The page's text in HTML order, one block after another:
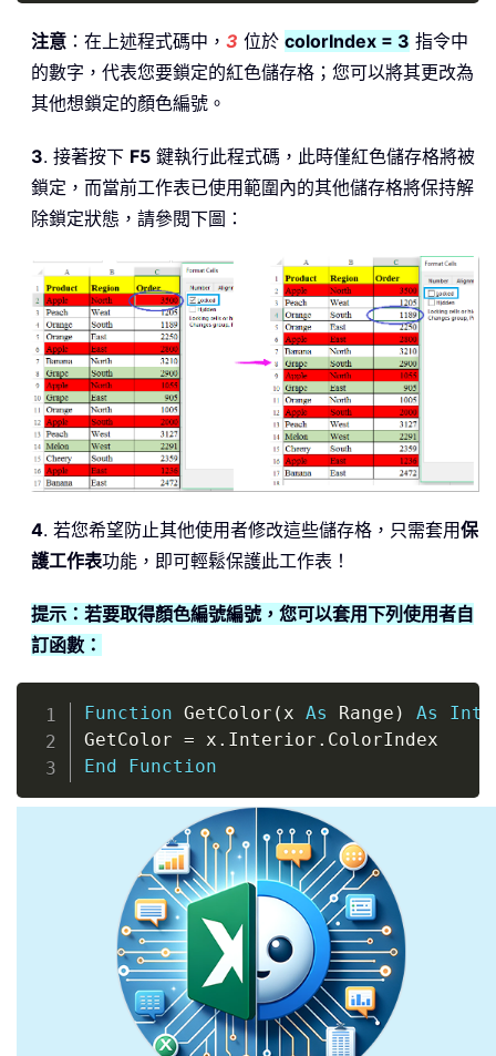
注意 ：在上述程式碼中， 3 位於 colorIndex = 3 指令中
的數字，代表您要鎖定的紅色儲存格；您可以將其更改為
其他想鎖定的顏色編號。
3. 接著按下 F5 鍵執行此程式碼，此時僅紅色儲存格將被
鎖定，而當前工作表已使用範圍內的其他儲存格將保持解
除鎖定狀態，請參閱下圖：
4. 若您希望防止其他使用者修改這些儲存格，只需套用保
護工作表功能，即可輕鬆保護此工作表！
提示：若要取得顏色編號編號，您可以套用下列使用者自
訂函數：
Function GetColor ( x As Range ) As
GetColor = x . Interior .
End
Function
Copy